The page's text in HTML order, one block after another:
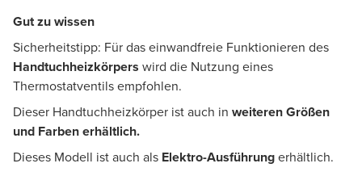
Gut zu wissen
Sicherheitstipp: Für das einwandfreie Funktionieren des
Handtuchheizkörpers wird die Nutzung eines
Thermostatventils empfohlen.
Dieser Handtuchheizkörper ist auch in weiteren Größen
und Farben erhältlich.
Dieses Modell ist auch als Elektro-Ausführungerhältlich.